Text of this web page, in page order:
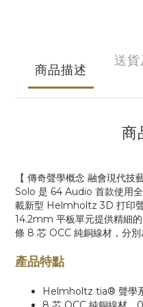
商品描述
送
商
【 傳奇聲學概念 融會現代技藝
Solo 是 64 Audio 首款使用
載新型 Helmholtz 3D 打印
14.2mm 平板單元提供精細
條 8 芯 OCC 純銅線材，分
產品特點
Helmholtz tia® 聲學